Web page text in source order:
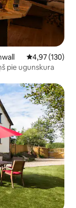
Vidējais
4,97 (130)
pie ugunskura